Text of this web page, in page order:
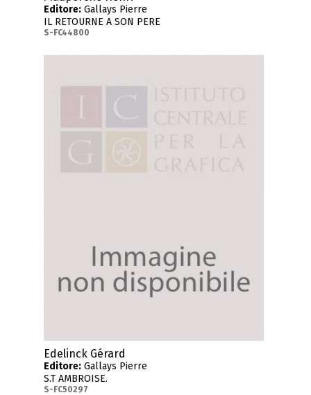
Editore: Gallays Pierre
IL RETOURNE A SON PERE
S-FC44800
Edelinck Gérard
Editore: Gallays Pierre
S.T AMBROISE.
S-FC50297